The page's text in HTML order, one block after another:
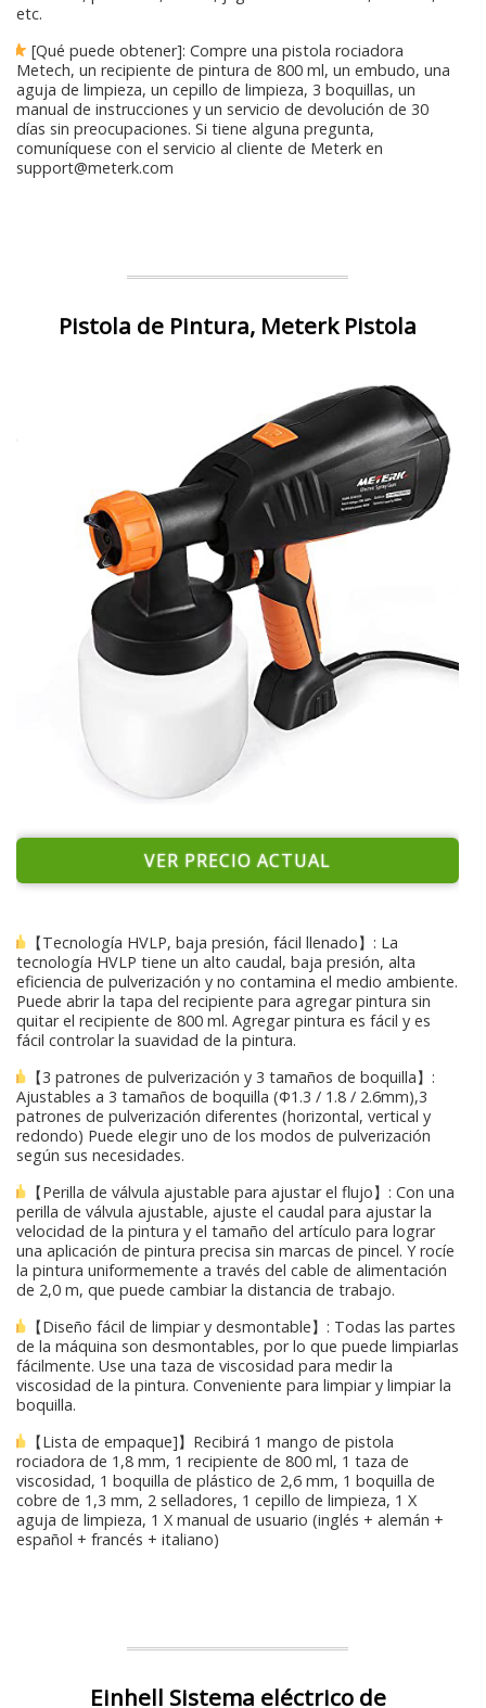
etc.
[Qué puede obtener]: Compre una pistola rociadora
Metech, un recipiente de pintura de 800 ml, un embudo, una
aguja de limpieza, un cepillo de limpieza, 3 boquillas, un
manual de instrucciones y un servicio de devolución de 30
días sin preocupaciones. Si tiene alguna pregunta,
comuníquese con el servicio al cliente de Meterk en
support@meterk.com
Pistola de Pintura, Meterk Pistola
VER PRECIO ACTUAL
【Tecnología HVLP, baja presión, fácil llenado】: La
tecnología HVLP tiene un alto caudal, baja presión, alta
eficiencia de pulverización y no contamina el medio ambiente.
Puede abrir la tapa del recipiente para agregar pintura sin
quitar el recipiente de 800 ml. Agregar pintura es fácil y es
fácil controlar la suavidad de la pintura.
【3 patrones de pulverización y 3 tamaños de boquilla】:
Ajustables a 3 tamaños de boquilla (Φ1.3 / 1.8 / 2.6mm),3
patrones de pulverización diferentes (horizontal, vertical y
redondo) Puede elegir uno de los modos de pulverización
según sus necesidades.
【Perilla de válvula ajustable para ajustar el flujo】: Con una
perilla de válvula ajustable, ajuste el caudal para ajustar la
velocidad de la pintura y el tamaño del artículo para lograr
una aplicación de pintura precisa sin marcas de pincel. Y rocíe
la pintura uniformemente a través del cable de alimentación
de 2,0 m, que puede cambiar la distancia de trabajo.
【Diseño fácil de limpiar y desmontable】: Todas las partes
de la máquina son desmontables, por lo que puede limpiarlas
fácilmente. Use una taza de viscosidad para medir la
viscosidad de la pintura. Conveniente para limpiar y limpiar la
boquilla.
【Lista de empaque]】Recibirá 1 mango de pistola
rociadora de 1,8 mm, 1 recipiente de 800 ml, 1 taza de
viscosidad, 1 boquilla de plástico de 2,6 mm, 1 boquilla de
cobre de 1,3 mm, 2 selladores, 1 cepillo de limpieza, 1 X
aguja de limpieza, 1 X manual de usuario (inglés + alemán +
español + francés + italiano)
Einhell Sistema eléctrico de